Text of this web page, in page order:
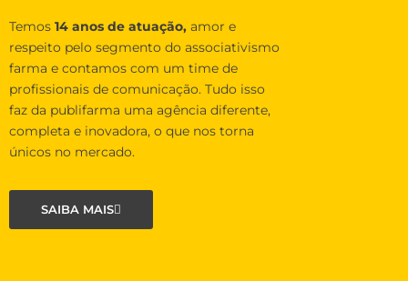
Temos 14 anos de atuação, amor e
respeito pelo segmento do associativismo
farma e contamos com um time de
profissionais de comunicação. Tudo isso
faz da publifarma uma agência diferente,
completa e inovadora, o que nos torna
únicos no mercado.
SAIBA MAIS